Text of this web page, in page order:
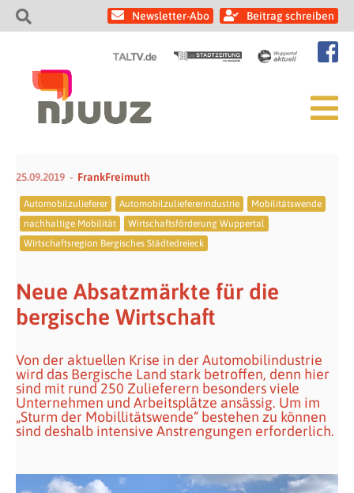
Newsletter-Abo Beitrag schreiben
25.09.2019 FrankFreimuth
Automobilzulieferer Automobilzuliefererindustrie
Mobilitätswende
nachhaltige Mobilität
Wirtschaftsförderung Wuppertal
Wirtschaftsregion Bergisches Städtedreieck
Neue Absatzmärkte für die
bergische Wirtschaft
Von der aktuellen Krise in der Automobilindustrie
wird das Bergische Land stark betroffen, denn hier
sind mit rund 250 Zulieferern besonders viele
Unternehmen und Arbeitsplätze ansässig. Um im
„Sturm der Mobillitätswende“ bestehen zu können
sind deshalb intensive Anstrengungen erforderlich.